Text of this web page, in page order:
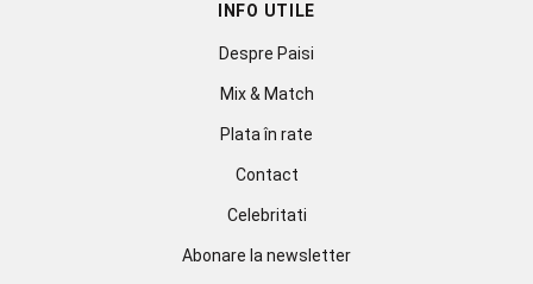
INFO UTILE
Despre Paisi
Mix & Match
Plata în rate
Contact
Celebritati
Abonare la newsletter